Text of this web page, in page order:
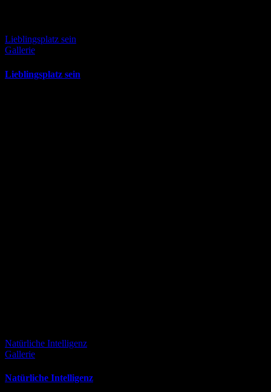
Lieblingsplatz sein
Gallerie
Lieblingsplatz sein
Natürliche Intelligenz
Gallerie
Natürliche Intelligenz